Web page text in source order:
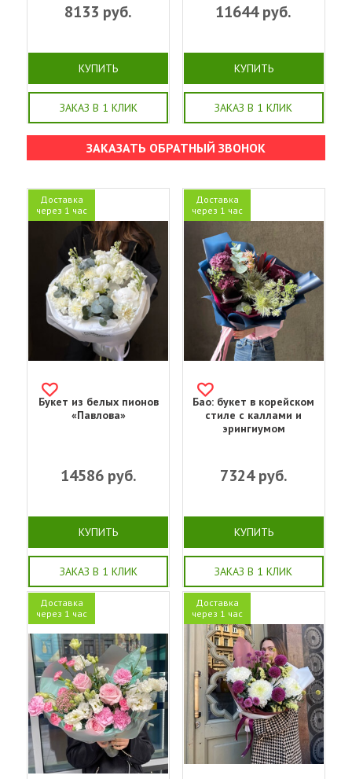
8133 руб.
КУПИТЬ
ЗАКАЗ В 1 КЛИК
11644руб.
КУПИТЬ
ЗАКАЗ В 1 КЛИК
ЗАКАЗАТЬ ОБРАТНЫЙ ЗВОНОК
Доставка
через 1 час
Букет из белых пионов
«Павлова»
14586руб.
КУПИТЬ
ЗАКАЗ В 1 КЛИК
Доставка
через 1 час
Бао: букет в корейском
стиле с каллами и
эрингиумом
7324руб.
КУПИТЬ
ЗАКАЗ В 1 КЛИК
Доставка
через 1 час
Доставка
через 1 час